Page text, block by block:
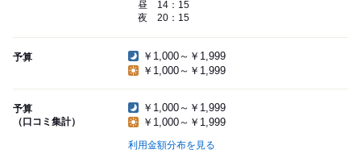
昼 14：15
夜 20：15
予算
￥1,000～￥1,999
￥1,000～￥1,999
予算
（口コミ集計）
￥1,000～￥1,999
￥1,000～￥1,999
利用金額分布を見る